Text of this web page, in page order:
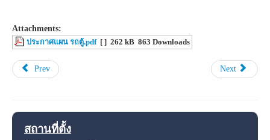
Attachments:
ประกาศแผน รถตู้.pdf [ ] 262 kB 863 Downloads
Prev Next
สถานที่ตั้ง